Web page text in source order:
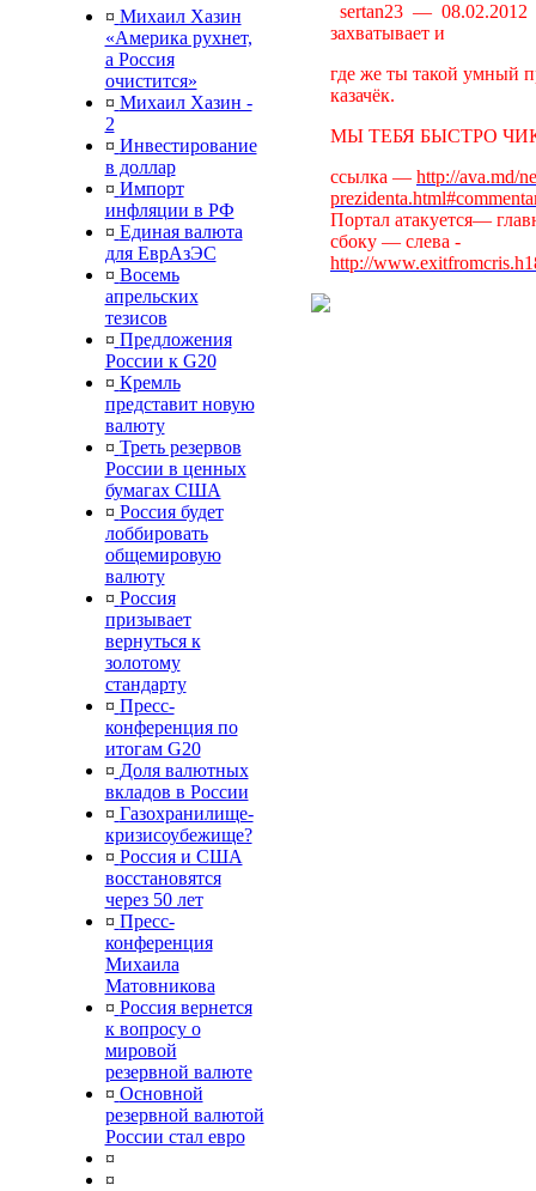
¤ Михаил Хазин
«Америка рухнет,
а Россия
очистится»
¤ Михаил Хазин -
2
¤ Инвестирование
в доллар
¤ Импорт
инфляции в РФ
¤ Единая валюта
для ЕврАзЭС
¤ Восемь
апрельских
тезисов
¤ Предложения
России к G20
¤ Кремль
представит новую
валюту
¤ Треть резервов
России в ценных
бумагах США
¤ Россия будет
лоббировать
общемировую
валюту
¤ Россия
призывает
вернуться к
золотому
стандарту
¤ Пресс-
конференция по
итогам G20
¤ Доля валютных
вкладов в России
¤ Газохранилище-
кризисоубежище?
¤ Россия и США
восстановятся
через 50 лет
¤ Пресс-
конференция
Михаила
Матовникова
¤ Россия вернется
к вопросу о
мировой
резервной валюте
¤ Основной
резервной валютой
России стал евро
¤
¤
sertan23 —
захватывает и
где же ты такой умный
казачёк.
МЫ ТЕБЯ БЫСТРО
ссылка — http://ava.md/
Портал атакуется—
сбоку — слева -
http://